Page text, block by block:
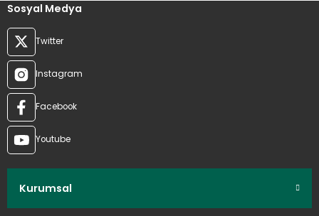
Sosyal Medya
Twitter
Instagram
Facebook
Youtube
Kurumsal